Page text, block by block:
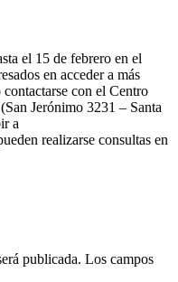
el 15 de febrero en el
en acceder a más
con el Centro
Jerónimo 3231 – Santa
a
realizarse consultas en
publicada. Los campos